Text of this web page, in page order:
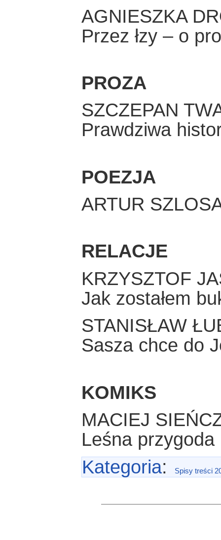
AGNIESZKA
Przez łzy – o
PROZA
SZCZEPAN
Prawdziwa
POEZJA
ARTUR
RELACJE
KRZYSZTOF
Jak zostałem
STANISŁAW
Sasza chce do
KOMIKS
MACIEJ
Leśna przygoda
Kategoria: Spisy treści